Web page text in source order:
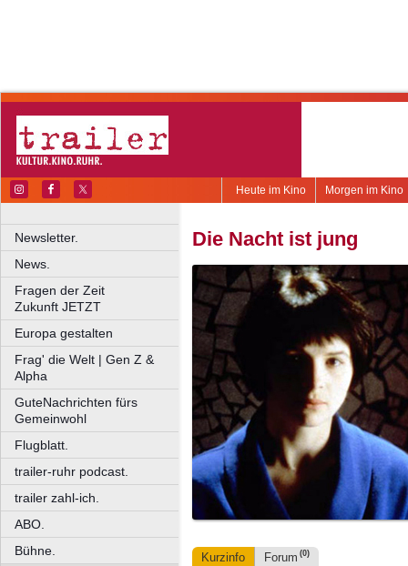
Morgen im Kino
Heute im Kino
Newsletter.
News.
Fragen der Zeit
Zukunft JETZT
Europa gestalten
Frag' die Welt | Gen Z &
Alpha
GuteNachrichten fürs
Gemeinwohl
Flugblatt.
trailer-ruhr podcast.
trailer zahl-ich.
ABO.
Bühne.
Die Nacht ist jung
Kurzinfo Forum (0)